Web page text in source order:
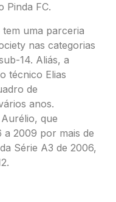
Pinda FC.
uma parceria
nas categorias
14. Aliás, a
técnico Elias
de
anos.
que
a 2009 por mais de
Série A3 de 2006,